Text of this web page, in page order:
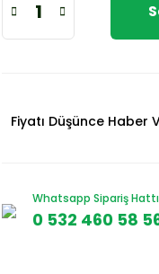
Fiyatı Düşünce Haber
Whatsapp Sipariş Hattı
0 532 460 58